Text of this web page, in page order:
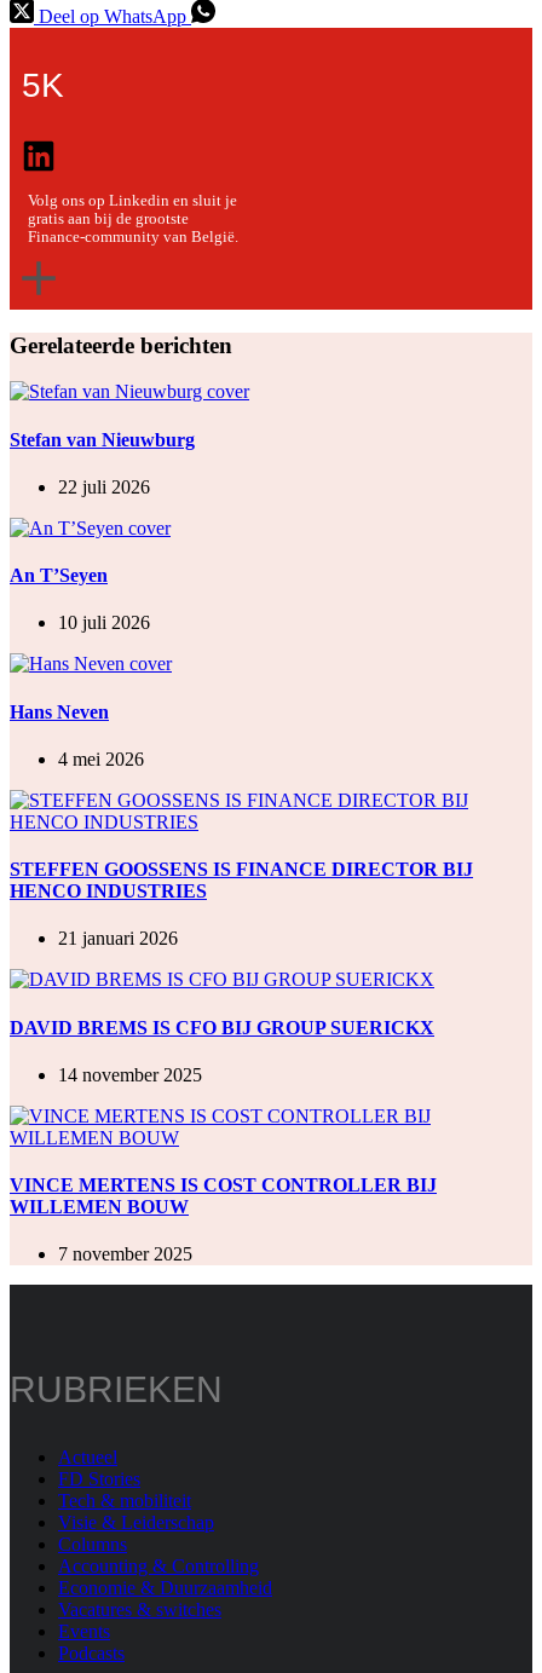
Deel op WhatsApp
5K
Volg ons op Linkedin en sluit je
gratis aan bij de grootste
Finance-community van België.
Gerelateerde berichten
Stefan van Nieuwburg
22 juli 2026
An T’Seyen
10 juli 2026
Hans Neven
4 mei 2026
STEFFEN GOOSSENS IS FINANCE DIRECTOR BIJ
HENCO INDUSTRIES
21 januari 2026
DAVID BREMS IS CFO BIJ GROUP SUERICKX
14 november 2025
VINCE MERTENS IS COST CONTROLLER BIJ
WILLEMEN BOUW
7 november 2025
RUBRIEKEN
Actueel
FD Stories
Tech & mobiliteit
Visie & Leiderschap
Columns
Accounting & Controlling
Economie & Duurzaamheid
Vacatures & switches
Events
Podcasts